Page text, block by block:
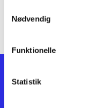
Nødvendig
Funktionelle
Statistik
lorem ipsum dolor sit amet ...